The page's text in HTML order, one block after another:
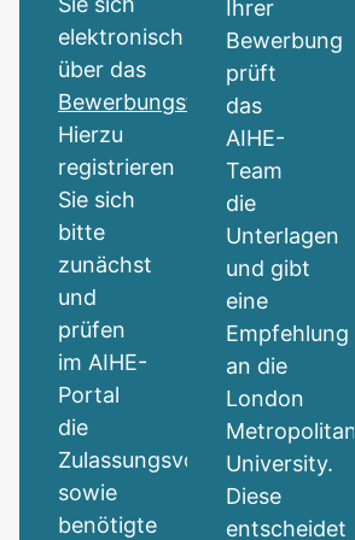
elektronisch
über das
Bewerbungsformular
Hierzu
registrieren
Sie sich
bitte
zunächst
und
prüfen
im AIHE-
Portal
die
Zulassungsvoraussetzungen
sowie
benötigte
Ihrer
Bewerbung
prüft
das
AIHE-
Team
die
Unterlagen
und gibt
eine
Empfehlung
an die
London
Metropolitan
University.
Diese
entscheidet